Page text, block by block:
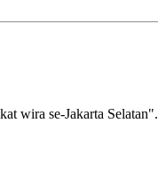
wira se-Jakarta Selatan".